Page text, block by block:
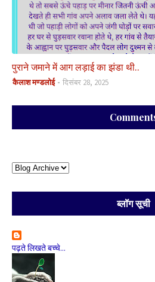
पुराने जमाने में आग लड़ाई का झंडा थी..
कैलाश मण्डलोई दिसंबर 28, 2025
ब्लॉग सूची
पढ़ते लिखते बच्चे...